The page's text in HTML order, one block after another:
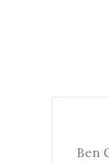
Ben